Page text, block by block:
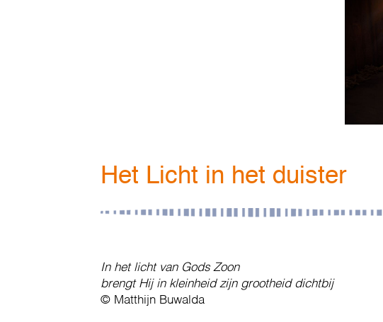
Het Licht in het duister
In het licht van Gods Zoon
brengt Hij in kleinheid zijn grootheid dichtbij
© Matthijn Buwalda